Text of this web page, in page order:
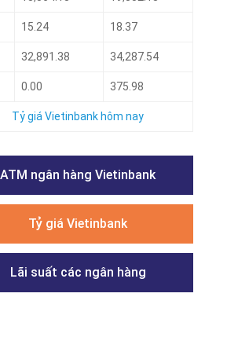
15.24 18.37
32,891.38 34,287.54
0.00 375.98
Tỷ giá Vietinbank hôm nay
ATM ngân hàng Vietinbank
Tỷ giá Vietinbank
Lãi suất các ngân hàng